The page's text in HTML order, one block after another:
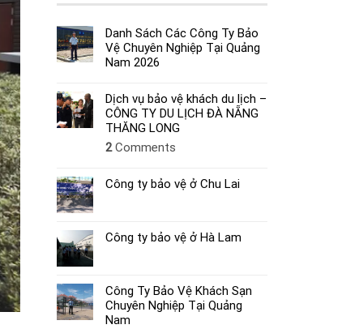
Danh Sách Các Công Ty Bảo
Vệ Chuyên Nghiệp Tại Quảng
Nam 2026
Dịch vụ bảo vệ khách du lịch –
CÔNG TY DU LỊCH ĐÀ NẴNG
THĂNG LONG
2Comments
Công ty bảo vệ ở Chu Lai
Công ty bảo vệ ở Hà Lam
Công Ty Bảo Vệ Khách Sạn
Chuyên Nghiệp Tại Quảng
Nam